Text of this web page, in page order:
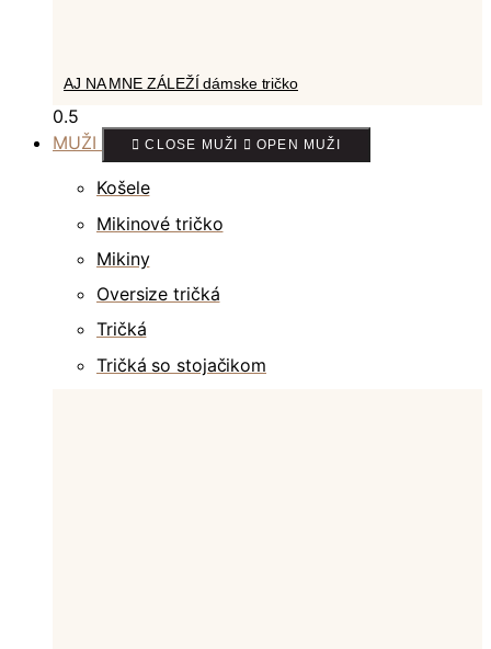
AJ NA MNE ZÁLEŽÍ dámske tričko
MUŽI CLOSE MUŽI OPEN MUŽI
Košele
Mikinové tričko
Mikiny
Oversize tričká
Tričká
Tričká so stojačikom